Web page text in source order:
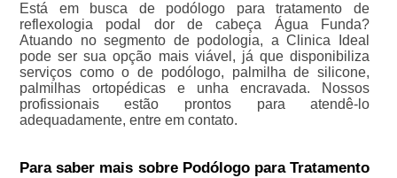
Está em busca de podólogo para tratamento de
reflexologia podal dor de cabeça Água Funda?
Atuando no segmento de podologia, a Clinica Ideal
pode ser sua opção mais viável, já que disponibiliza
serviços como o de podólogo, palmilha de silicone,
palmilhas ortopédicas e unha encravada. Nossos
profissionais estão prontos para atendê-lo
adequadamente, entre em contato.
Para saber mais sobre Podólogo para Tratamento